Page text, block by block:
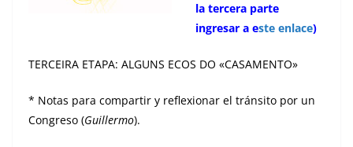
la tercera parte
ingresar a este enlace)
TERCEIRA ETAPA: ALGUNS ECOS DO «CASAMENTO»
* Notas para compartir y reflexionar el tránsito por un
Congreso (Guillermo).